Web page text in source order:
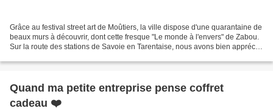
Grâce au festival street art de Moûtiers, la ville dispose d'une quarantaine de
beaux murs à découvrir, dont cette fresque "Le monde à l'envers" de Zabou.
Sur la route des stations de Savoie en Tarentaise, nous avons bien apprécié
Quand ma petite entreprise pense coffret
cadeau ❤️